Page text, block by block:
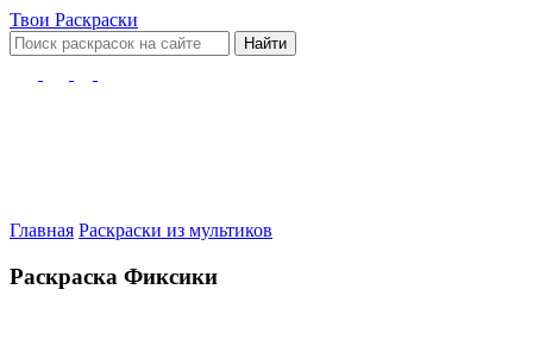
Твои Раскраски
Найти
Главная Раскраски из мультиков
Раскраска Фиксики